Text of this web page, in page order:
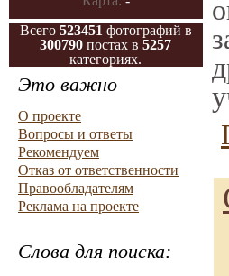
Всего 523451 фотографий в
300790 постах в5257
категориях.
Это важно
О проекте
Вопросы и ответы
Рекомендуем
Отказ от ответственности
Правообладателям
Реклама на проекте
Слова для поиска: